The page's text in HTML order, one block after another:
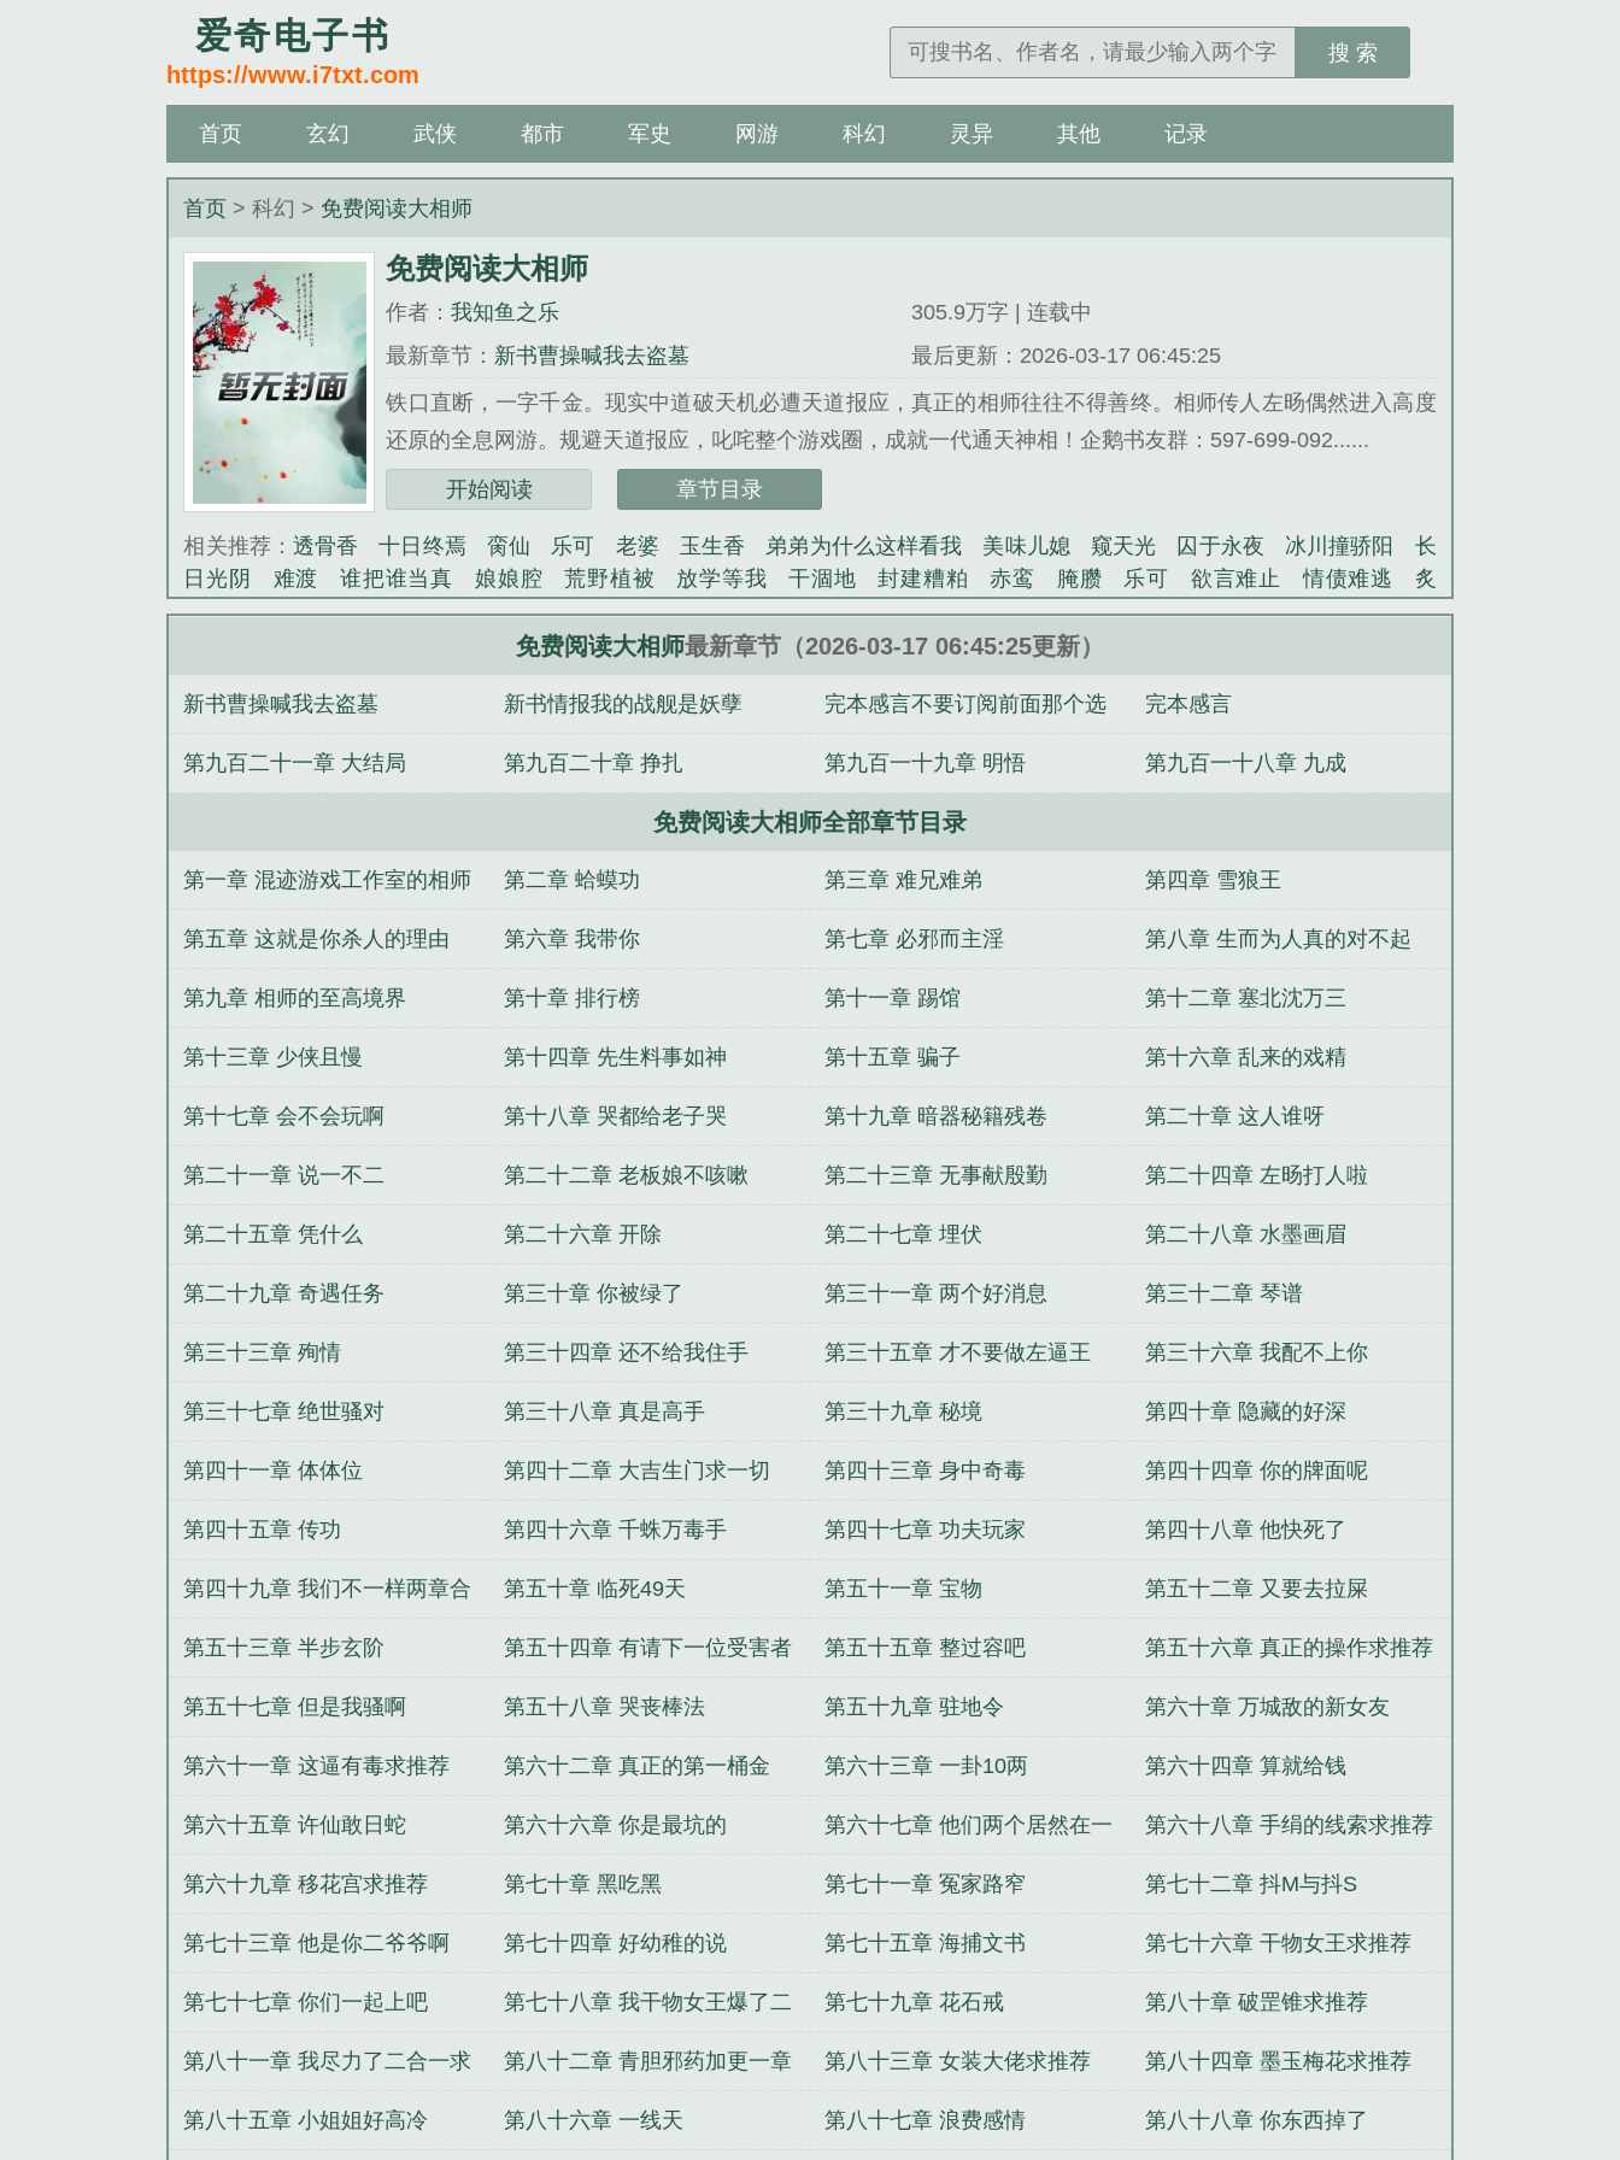
爱奇电子书
https://www.i7txt.com
搜 索
首页 玄幻 武侠 都市 军史 网游 科幻 灵异 其他 记录
首页 > 科幻 > 免费阅读大相师
免费阅读大相师
作者：我知鱼之乐
305.9万字 | 连载中
最新章节： 新书曹操喊我去盗墓
最后更新：2026-03-17 06:45:25
铁口直断，一字千金。现实中道破天机必遭天道报应，真正的相师往往不得善终。相师传人左旸偶然进入高度
还原的全息网游。规避天道报应，叱咤整个游戏圈，成就一代通天神相！企鹅书友群：597-699-092......
《免费阅读大相师》是我知鱼之乐精心创作的科幻类小说。
开始阅读 章节目录
相关推荐： 透骨香 十日终焉 脔仙 乐可 老婆 玉生香 弟弟为什么这样看我 美味儿媳 窥天光 囚于永夜 冰川撞骄阳
长
日光阴
难渡 谁把谁当真 娘娘腔 荒野植被 放学等我 干涸地 封建糟粕 赤鸾 腌臜 乐可 欲言难止 情债难逃
炙
野
覆雨翻云 欲女封 野火 撒野 沁桃 提灯看刺刀 易感 折腰 桃运无双 金麟岂是池中物 掌中的美母 破云2吞海
爱
偷偷藏不住 商野周颂 针锋对决 原来我是鲛人 医道风流 蜜汁樱桃
惊华
金银花露 幸臣 混乱家庭派对 想抱你 她的半纱裙 夏寻无望 夜奔 李兵沈思 沪上烟雨 玉荷
白鹭
帐中珠 青蛇缠腰 三人行 裴医生 青云红颜 恋爱日 折骨 一屋暗灯 带枪出巡 哥哥管教的日子
露水芙蓉 老书屋免费阅读 女生小说网
网游大相师主角老婆 网游大相师TXT精校版 网游植物师
后宫 网游之相师传奇 网游大相师有几个女主 网游大相师左旸人物简介 网游之大相师 网游大相师txt 网游大相师txt精校
主
网游大相师好看吗 网游大相师全本TXT笔趣阁 网游大相师 我知鱼之乐 网游大相师精校 网游大相师百度百科
网游大相师txt
txt奇书网 网游大相师无弹窗 网游大相师百科 我有一个时空门 系统之主播奇才 唐僧走星路
直播快穿之打脸
恐怖修真
穿越异界做大侠 捡来一枚戒指 名士为凰 兵王传奇 念如初夏
免费阅读大相师最新章节（2026-03-17 06:45:25更新）
新书曹操喊我去盗墓 新书情报我的战舰是妖孽 完本感言不要订阅前面那个选
错了要收费
完本感言
第九百二十一章 大结局 第九百二十章 挣扎 第九百一十九章 明悟 第九百一十八章 九成
免费阅读大相师全部章节目录
第一章 混迹游戏工作室的相师 第二章 蛤蟆功 第三章 难兄难弟 第四章 雪狼王
第五章 这就是你杀人的理由 第六章 我带你 第七章 必邪而主淫 第八章 生而为人真的对不起
第九章 相师的至高境界 第十章 排行榜 第十一章 踢馆 第十二章 塞北沈万三
第十三章 少侠且慢 第十四章 先生料事如神 第十五章 骗子 第十六章 乱来的戏精
第十七章 会不会玩啊 第十八章 哭都给老子哭 第十九章 暗器秘籍残卷 第二十章 这人谁呀
第二十一章 说一不二 第二十二章 老板娘不咳嗽 第二十三章 无事献殷勤 第二十四章 左旸打人啦
第二十五章 凭什么 第二十六章 开除 第二十七章 埋伏 第二十八章 水墨画眉
第二十九章 奇遇任务 第三十章 你被绿了 第三十一章 两个好消息 第三十二章 琴谱
第三十三章 殉情 第三十四章 还不给我住手 第三十五章 才不要做左逼王 第三十六章 我配不上你
第三十七章 绝世骚对 第三十八章 真是高手 第三十九章 秘境 第四十章 隐藏的好深
第四十一章 体体位 第四十二章 大吉生门求一切 第四十三章 身中奇毒 第四十四章 你的牌面呢
第四十五章 传功 第四十六章 千蛛万毒手 第四十七章 功夫玩家 第四十八章 他快死了
第四十九章 我们不一样两章合
一
第五十章 临死49天 第五十一章 宝物 第五十二章 又要去拉屎
第五十三章 半步玄阶 第五十四章 有请下一位受害者 第五十五章 整过容吧 第五十六章 真正的操作求推荐
第五十七章 但是我骚啊 第五十八章 哭丧棒法 第五十九章 驻地令 第六十章 万城敌的新女友
第六十一章 这逼有毒求推荐 第六十二章 真正的第一桶金 第六十三章 一卦10两 第六十四章 算就给钱
第六十五章 许仙敢日蛇 第六十六章 你是最坑的 第六十七章 他们两个居然在一
起了
第六十八章 手绢的线索求推荐
第六十九章 移花宫求推荐 第七十章 黑吃黑 第七十一章 冤家路窄 第七十二章 抖M与抖S
第七十三章 他是你二爷爷啊 第七十四章 好幼稚的说 第七十五章 海捕文书 第七十六章 干物女王求推荐
第七十七章 你们一起上吧 第七十八章 我干物女王爆了二
合一
第七十九章 花石戒 第八十章 破罡锥求推荐
第八十一章 我尽力了二合一求
推荐
第八十二章 青胆邪药加更一章 第八十三章 女装大佬求推荐 第八十四章 墨玉梅花求推荐
第八十五章 小姐姐好高冷 第八十六章 一线天 第八十七章 浪费感情 第八十八章 你东西掉了